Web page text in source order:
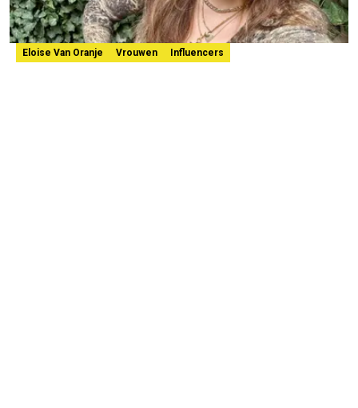
Eloise Van Oranje Vrouwen Influencers